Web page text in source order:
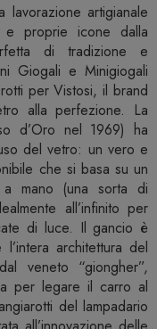
artigianale
e proprie icone dalla
di tradizione e
Giogali e Minigiogali
per Vistosi, il brand
alla perfezione. La
d’Oro nel 1969) ha
del vetro: un vero e
che si basa su un
mano (una sorta di
all’infinito per
di luce. Il gancio è
architettura del
veneto “giongher”,
per legare il carro al
del lampadario